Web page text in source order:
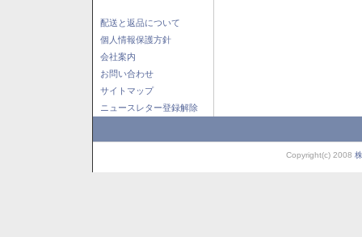
配送と返品について
個人情報保護方針
会社案内
お問い合わせ
サイトマップ
ニュースレター登録解除
Copyright(c) 2008